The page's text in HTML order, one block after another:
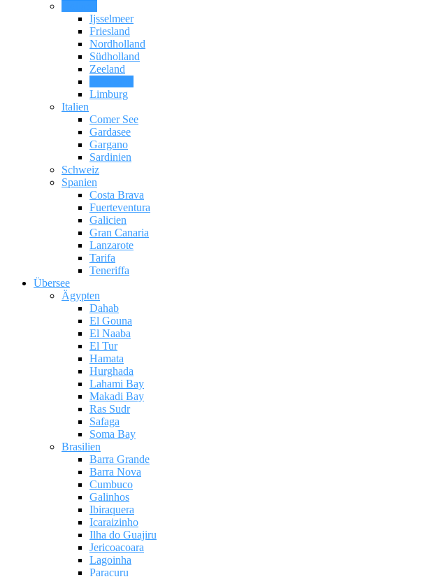
Ijsselmeer
Friesland
Nordholland
Südholland
Zeeland
Limburg
Italien
Comer See
Gardasee
Gargano
Sardinien
Schweiz
Spanien
Costa Brava
Fuerteventura
Galicien
Gran Canaria
Lanzarote
Tarifa
Teneriffa
Übersee
Ägypten
Dahab
El Gouna
El Naaba
El Tur
Hamata
Hurghada
Lahami Bay
Makadi Bay
Ras Sudr
Safaga
Soma Bay
Brasilien
Barra Grande
Barra Nova
Cumbuco
Galinhos
Ibiraquera
Icaraizinho
Ilha do Guajiru
Jericoacoara
Lagoinha
Paracuru